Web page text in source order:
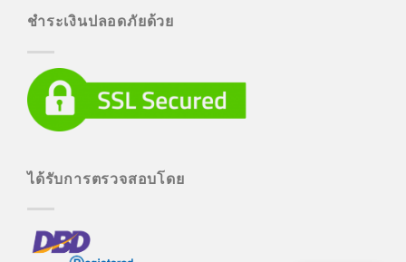
ชำระเงินปลอดภัยด้วย
ได้รับการตรวจสอบโดย